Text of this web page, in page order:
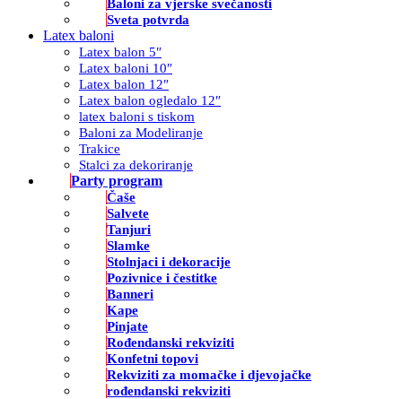
Baloni za vjerske svečanosti
Sveta potvrda
Latex baloni
Latex balon 5″
Latex baloni 10″
Latex balon 12″
Latex balon ogledalo 12″
latex baloni s tiskom
Baloni za Modeliranje
Trakice
Stalci za dekoriranje
Party program
Čaše
Salvete
Tanjuri
Slamke
Stolnjaci i dekoracije
Pozivnice i čestitke
Banneri
Kape
Pinjate
Rođendanski rekviziti
Konfetni topovi
Rekviziti za momačke i djevojačke
rođendanski rekviziti